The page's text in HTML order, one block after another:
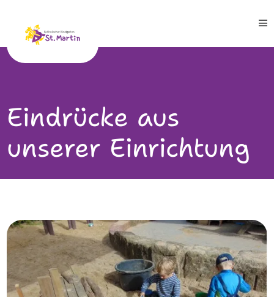
Leitbild
Blaue Gruppe
Gelbe Gruppe
Rote Gruppe
Nestgruppe
Eindrücke aus
unserer Einrichtung